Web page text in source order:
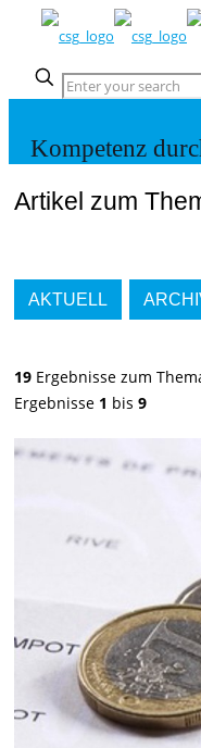
Kompetenz
Artikel zum
AKTUELL
19 Ergebnisse zum
Ergebnisse 1 bis 9